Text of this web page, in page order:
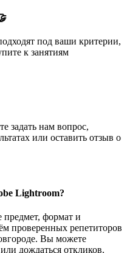
под ваши критерии,
к занятиям
задать нам вопрос,
или оставить отзыв о
Lightroom?
предмет, формат и
проверенных репетиторов
Вы можете
дождаться откликов.